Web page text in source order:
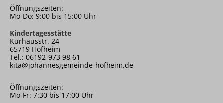
Öffnungszeiten:
Mo-Do: 9:00 bis 15:00 Uhr
Kindertagesstätte
Kurhausstr. 24
65719 Hofheim
Tel.: 06192-973 98 61
kita@johannesgemeinde-hofheim.de
Öffnungszeiten:
Mo-Fr: 7:30 bis 17:00 Uhr